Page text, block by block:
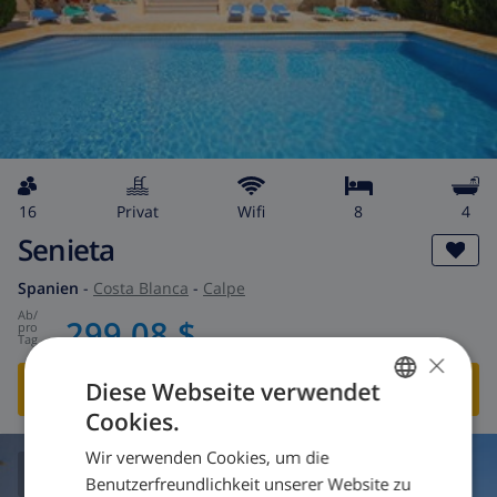
16 Privat wifi 8 4
Senieta
Spanien - Costa Blanca - Calpe
ab/
pro
Tag 299,08 $
DIESE VILLA ANSEHEN›
BEWERTUNGEN
DUTCH
×
Diese Webseite verwendet
Cookies.
Wir verwenden Cookies, um die
Benutzerfreundlichkeit unserer Website zu